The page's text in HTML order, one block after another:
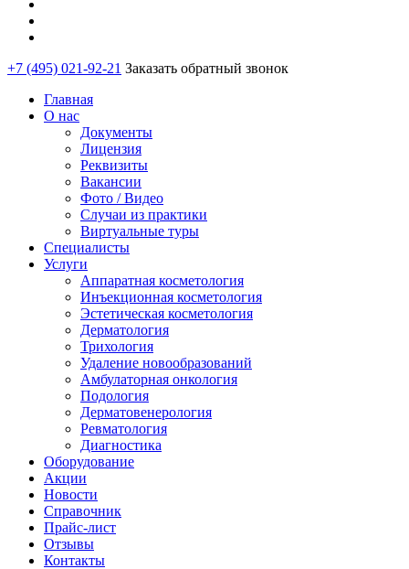
+7 (495) 021-92-21 Заказать обратный звонок
Главная
О нас
Документы
Лицензия
Реквизиты
Вакансии
Фото / Видео
Случаи из практики
Виртуальные туры
Специалисты
Услуги
Аппаратная косметология
Инъекционная косметология
Эстетическая косметология
Дермато­логия
Трихология
Удаление новообразований
Амбулаторная онкология
Подология
Дерматовенерология
Ревматология
Диагностика
Оборудование
Акции
Новости
Справочник
Прайс-лист
Отзывы
Контакты